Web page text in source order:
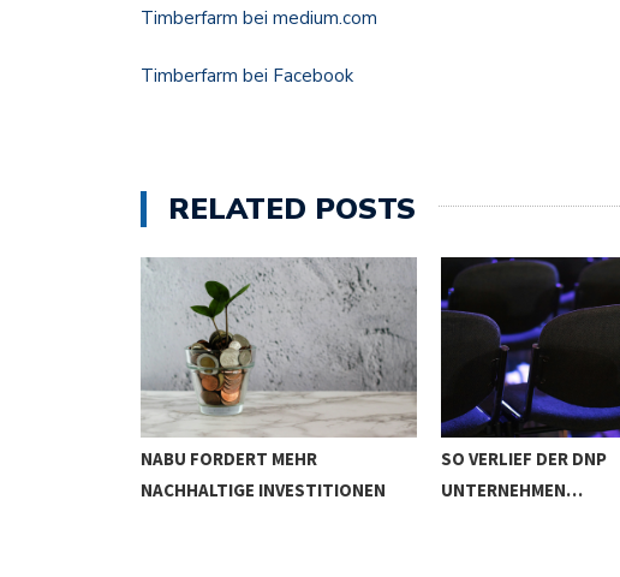
Timberfarm bei medium.com
Timberfarm bei Facebook
RELATED POSTS
NABU FORDERT MEHR
NACHHALTIGE INVESTITIONEN
SO VERLIEF DER DNP
UNTERNEHMEN…